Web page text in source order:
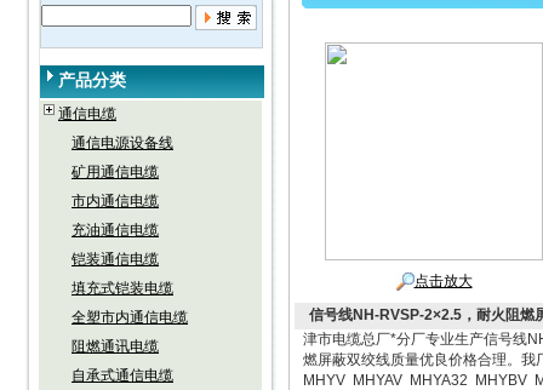
产品分类
通信电缆
通信电源设备线
矿用通信电缆
市内通信电缆
充油通信电缆
铠装通信电缆
填充式铠装电缆
全塑市内通信电缆
阻燃通讯电缆
自承式通信电缆
点击放大
信号线NH-RVSP-2×2.5，耐火阻燃
津市电缆总厂*分厂专业生产信号线
燃屏蔽双绞线质量优良价格合理。
MHYV MHYAV MHYA32 MHYBV